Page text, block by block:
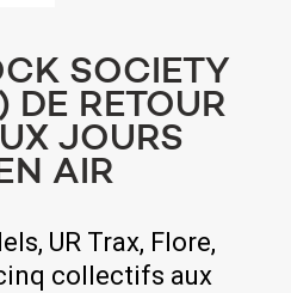
SOCIETY
DE RETOUR
JOURS
AIR
UR Trax, Flore,
collectifs aux